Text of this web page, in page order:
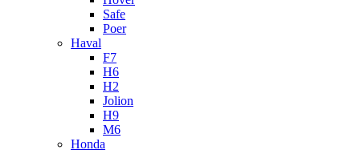
Safe
Poer
Haval
F7
H6
H2
Jolion
H9
M6
Honda